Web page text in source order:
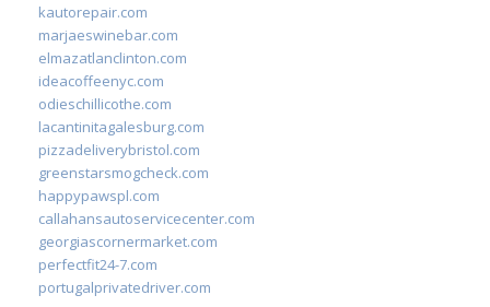
kautorepair.com
marjaeswinebar.com
elmazatlanclinton.com
ideacoffeenyc.com
odieschillicothe.com
lacantinitagalesburg.com
pizzadeliverybristol.com
greenstarsmogcheck.com
happypawspl.com
callahansautoservicecenter.com
georgiascornermarket.com
perfectfit24-7.com
portugalprivatedriver.com